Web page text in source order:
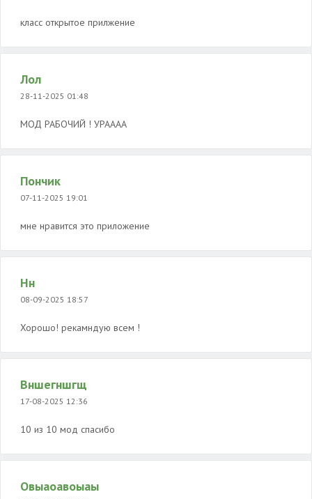
класс открытое прилжение
Лол
28-11-2025 01:48
МОД РАБОЧИЙ ! УРАААА
Пончик
07-11-2025 19:01
мне нравится это приложение
Нн
08-09-2025 18:57
Хорошо! рекамндую всем !
Вншегншгщ
17-08-2025 12:36
10 из 10 мод спасибо
Овыаоавоыаы